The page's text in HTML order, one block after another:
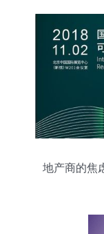
地产商的焦